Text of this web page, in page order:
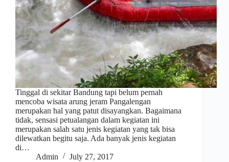
Tinggal di sekitar Bandung tapi belum pernah
mencoba wisata arung jeram Pangalengan
merupakan hal yang patut disayangkan. Bagaimana
tidak, sensasi petualangan dalam kegiatan ini
merupakan salah satu jenis kegiatan yang tak bisa
dilewatkan begitu saja. Ada banyak jenis kegiatan
di…
Admin
July 27, 2017